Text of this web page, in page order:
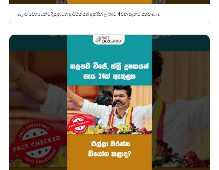
ලොව වේගයෙන්ම දියුණුවන ආර්ථිකයන් අතරින් ලංකාව 4 වන තැනට පත්වුණා ද